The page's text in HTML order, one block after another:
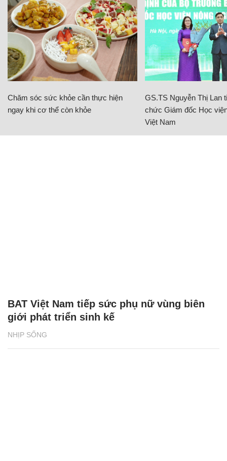
Chăm sóc sức khỏe cần thực hiện
ngay khi cơ thể còn khỏe
GS.TS Nguyễn Thị Lan
chức Giám đốc Học
Việt Nam
NHỊP SỐNG
BAT Việt Nam tiếp sức phụ nữ vùng biên
giới phát triển sinh kế